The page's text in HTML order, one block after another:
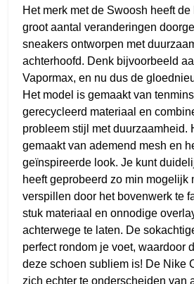
Het merk met de Swoosh heeft
groot aantal veranderingen
sneakers ontworpen met
achterhoofd. Denk bijvoorbeeld
Vapormax, en nu dus de
Het model is gemaakt van
gerecycleerd materiaal en
probleem stijl met duurzaamheid.
gemaakt van ademend mesh en
geïnspireerde look. Je kunt
heeft geprobeerd zo min mogelijk
verspillen door het bovenwerk te
stuk materiaal en onnodige
achterwege te laten. De
perfect rondom je voet, waardoor
deze schoen subliem is! De Nike
zich echter te onderscheiden van